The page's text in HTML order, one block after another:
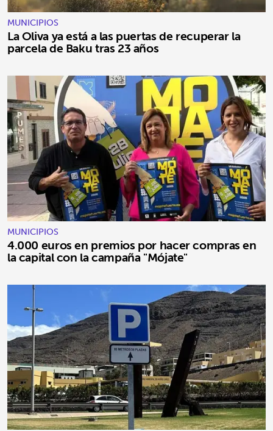
MUNICIPIOS
La Oliva ya está a las puertas de recuperar la
parcela de Baku tras 23 años
MUNICIPIOS
4.000 euros en premios por hacer compras en
la capital con la campaña "Mójate"